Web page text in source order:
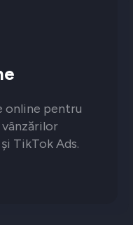
online pentru
TikTok Ads.